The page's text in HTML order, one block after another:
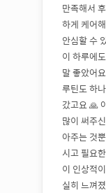
만족해서
하게 케어
안심할 수
이 하루에
말 좋았어
루틴도 하
갔고요 🙏
많이 써주
아주는 것
시고 필요
이 인상적
실히 느껴